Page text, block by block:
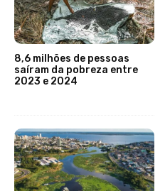
8,6 milhões de pessoas
saíram da pobreza entre
2023 e 2024